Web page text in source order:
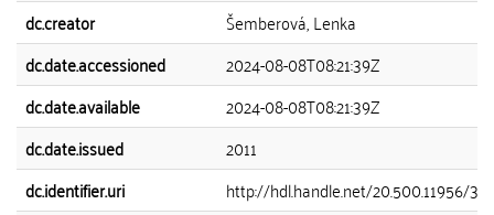
dc.creator
Šemberová, Lenka
dc.date.accessioned
2024-08-08T08:21:39Z
dc.date.available
2024-08-08T08:21:39Z
dc.date.issued
2011
dc.identifier.uri
http://hdl.handle.net/20.500.11956/